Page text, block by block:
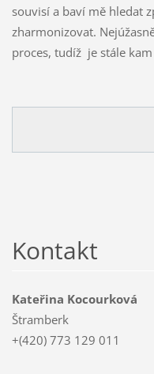
souvisí a baví mě hledat
zharmonizovat.
proces, tudíž je stále
Kontakt
Kateřina Kocourková
Štramberk
+(420) 773 129 011